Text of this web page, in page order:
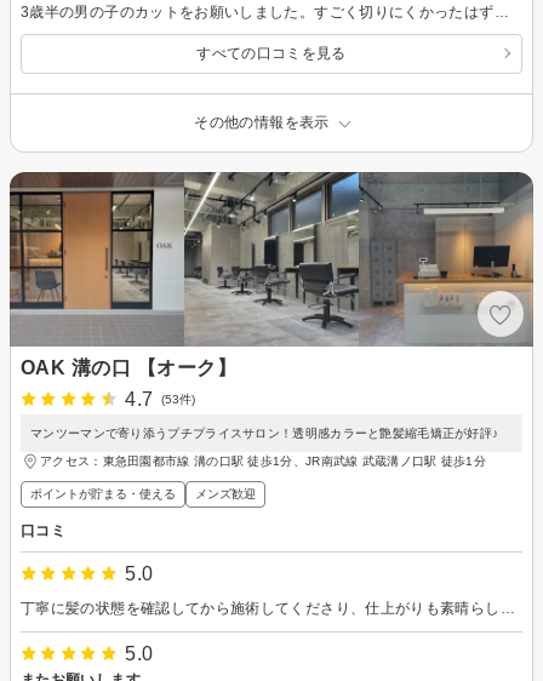
すべての口コミを見る
その他の情報を表示
OAK 溝の口 【オーク】
4.7
(53件)
マンツーマンで寄り添うプチプライスサロン！透明感カラーと艶髪縮毛矯正が好評♪
アクセス：東急田園都市線 溝の口駅 徒歩1分、JR南武線 武蔵溝ノ口駅 徒歩1分
ポイントが貯まる・使える メンズ歓迎
口コミ
5.0
5.0